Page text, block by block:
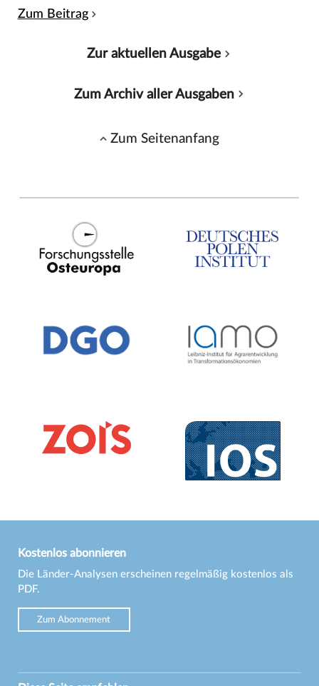
Zum Beitrag
Zur aktuellen Ausgabe
Zum Archiv aller Ausgaben
Zum Seitenanfang
Kostenlos abonnieren
Die Länder-Analysen erscheinen regelmäßig kostenlos als
PDF.
Zum Abonnement